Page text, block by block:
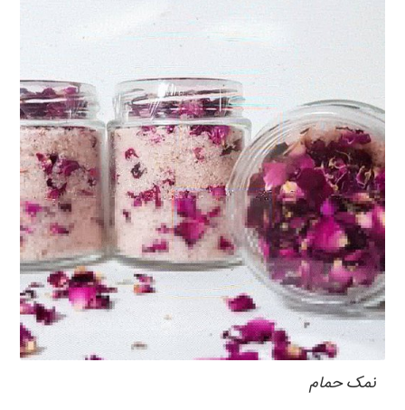
نمک حمام